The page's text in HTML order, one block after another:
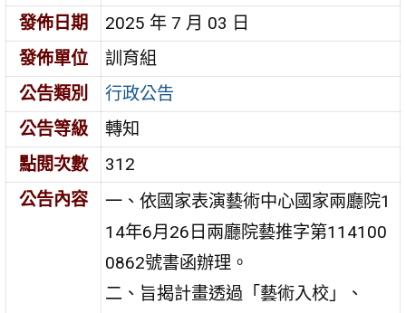
發佈日期
2025 年 7 月 03 日
發佈單位
訓育組
公告類別
行政公告
公告等級
轉知
點閱次數
312
公告內容
一、依國家表演藝術中心國家兩廳院1
14年6月26日兩廳院藝推字第114100
0862號書函辦理。
二、旨揭計畫透過「藝術入校」、